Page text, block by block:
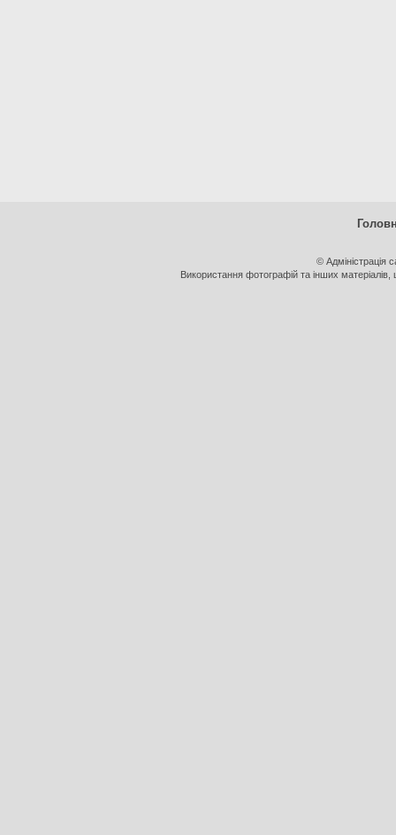
© Адміністрація
Використання фотографій та інших матеріалів,